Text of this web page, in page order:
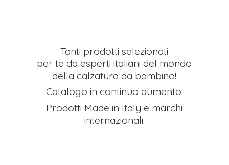
Tanti prodotti selezionati
per te da esperti italiani del mondo
della calzatura da bambino!
Catalogo in continuo aumento.
Prodotti Made in Italy e marchi
internazionali.